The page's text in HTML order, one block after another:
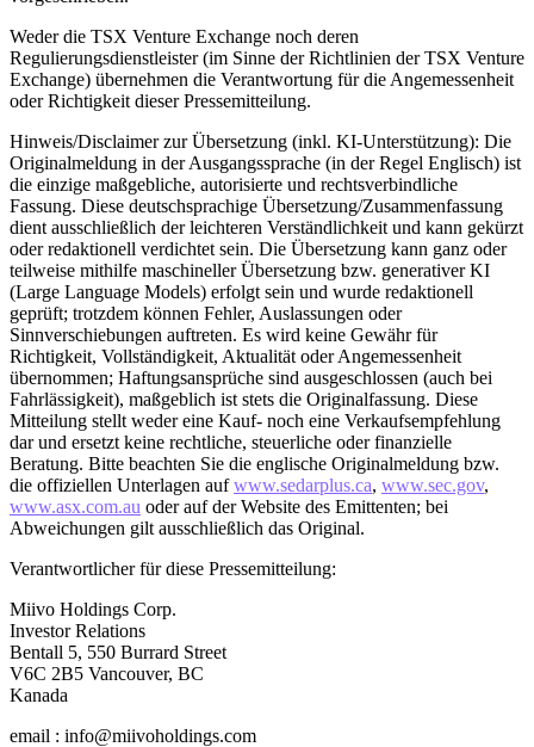
Weder die TSX Venture Exchange noch deren
Regulierungsdienstleister (im Sinne der Richtlinien der TSX Venture
Exchange) übernehmen die Verantwortung für die Angemessenheit
oder Richtigkeit dieser Pressemitteilung.
Hinweis/Disclaimer zur Übersetzung (inkl. KI-Unterstützung): Die
Originalmeldung in der Ausgangssprache (in der Regel Englisch) ist
die einzige maßgebliche, autorisierte und rechtsverbindliche
Fassung. Diese deutschsprachige Übersetzung/Zusammenfassung
dient ausschließlich der leichteren Verständlichkeit und kann gekürzt
oder redaktionell verdichtet sein. Die Übersetzung kann ganz oder
teilweise mithilfe maschineller Übersetzung bzw. generativer KI
(Large Language Models) erfolgt sein und wurde redaktionell
geprüft; trotzdem können Fehler, Auslassungen oder
Sinnverschiebungen auftreten. Es wird keine Gewähr für
Richtigkeit, Vollständigkeit, Aktualität oder Angemessenheit
übernommen; Haftungsansprüche sind ausgeschlossen (auch bei
Fahrlässigkeit), maßgeblich ist stets die Originalfassung. Diese
Mitteilung stellt weder eine Kauf- noch eine Verkaufsempfehlung
dar und ersetzt keine rechtliche, steuerliche oder finanzielle
Beratung. Bitte beachten Sie die englische Originalmeldung bzw.
die offiziellen Unterlagen aufwww.sedarplus.ca, www.sec.gov,
www.asx.com.au oder auf der Website des Emittenten; bei
Abweichungen gilt ausschließlich das Original.
Verantwortlicher für diese Pressemitteilung:
Miivo Holdings Corp.
Investor Relations
Bentall 5, 550 Burrard Street
V6C 2B5 Vancouver, BC
Kanada
email : info@miivoholdings.com